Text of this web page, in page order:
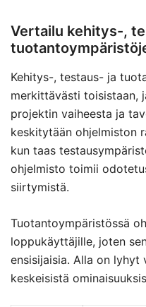
Vertailu kehitys-,
Kehitys-, testaus- ja
merkittävästi toisistaan,
projektin vaiheesta ja
keskitytään ohjelmiston
kun taas
ohjelmisto toimii
siirtymistä.
Tuotantoympäristössä
loppukäyttäjille, joten
ensisijaisia. Alla on
keskeisistä